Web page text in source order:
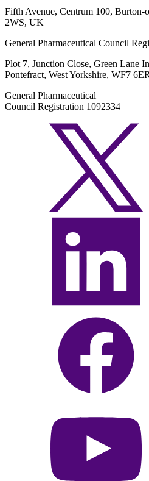
Fifth Avenue, Centrum 100, Burton-
2WS, UK
General Pharmaceutical Council
Plot 7, Junction Close, Green Lane
Pontefract, West Yorkshire, WF7
General Pharmaceutical
Council Registration 1092334